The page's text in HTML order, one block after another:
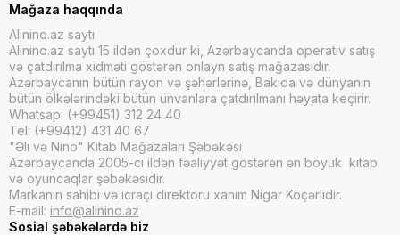
Mağaza haqqında
Alinino.az saytı
Alinino.az saytı 15 ildən çoxdur ki, Azərbaycanda operativ satış
və çatdırılma xidməti göstərən onlayn satış mağazasıdır.
Azərbaycanın bütün rayon və şəhərlərinə, Bakıda və dünyanın
bütün ölkələrindəki bütün ünvanlara çatdırılmanı həyata keçirir.
Whatsap: (+99451) 312 24 40
Tel: (+99412) 431 40 67
"Əli və Nino" Kitab Mağazaları Şəbəkəsi
Azərbaycanda 2005-ci ildən fəaliyyət göstərən ən böyük kitab
və oyuncaqlar şəbəkəsidir.
Markanın sahibi və icraçı direktoru xanım Nigar Köçərlidir.
E-mail: info@alinino.az
Sosial şəbəkələrdə biz